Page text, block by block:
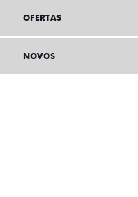
OFERTAS
NOVOS